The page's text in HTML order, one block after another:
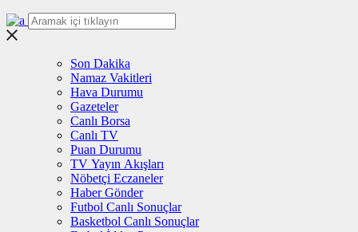
Son Dakika
Namaz Vakitleri
Hava Durumu
Gazeteler
Canlı Borsa
Canlı TV
Puan Durumu
TV Yayın Akışları
Nöbetçi Eczaneler
Haber Gönder
Futbol Canlı Sonuçlar
Basketbol Canlı Sonuçlar